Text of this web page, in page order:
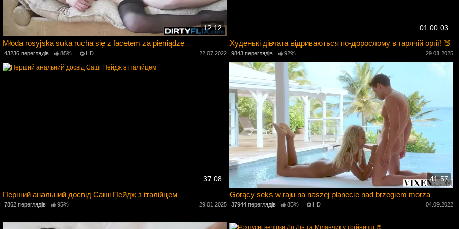
12:12
Młoda rosyjska suka rucha się z facetem za pieniądze
43236 переглядів 85% HD 22.07.2022
01:00:03
Худенькі дівчата відриваються по-дорослому в гарячій оргії! 🍑
9843 переглядів 92% 29.01.2025
37:08
Перший анальний досвід Саші Пейдж з італійцем
7862 переглядів 95% 29.01.2025
41:57
Gorący seks w raju na naszej planecie nad brzegiem morza
37944 переглядів 85% HD 04.09.2022